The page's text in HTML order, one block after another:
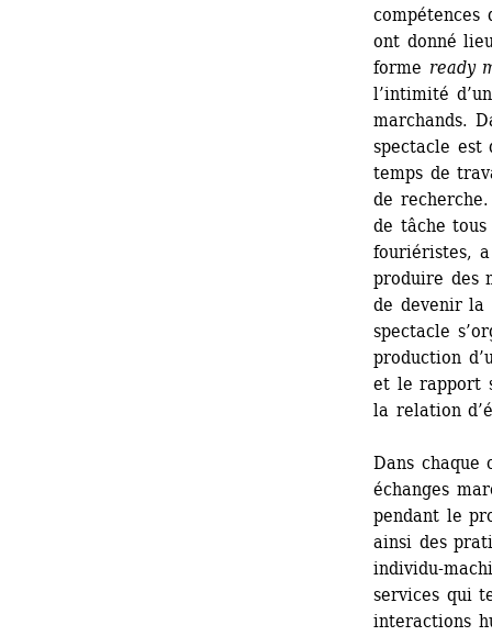
ont donné
forme ready
l’intimité
marchands.
spectacle est
temps de
de
de tâche
fouriéristes,
produire des
de devenir la
spectacle
production
et le rapport
la relation
Dans chaque
échanges
pendant le
ainsi des
individu-
services qui
interactions